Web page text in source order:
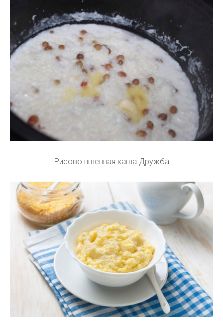
Рисово пшенная каша Дружба